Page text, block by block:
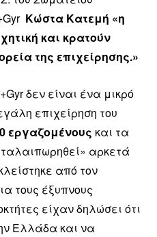
Κώστα Κατεμή «η
και κρατούν
της επιχείρησης.»
δεν είναι ένα μικρό
επιχείρηση του
εργαζομένους και τα
αρκετά
από τον
τους έξυπνους
είχαν δηλώσει ότι
Ελλάδα και να